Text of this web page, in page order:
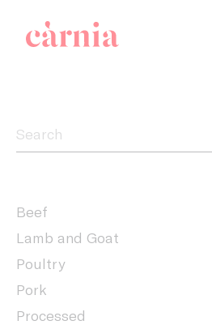
Beef
Lamb and Goat
Poultry
Pork
Processed